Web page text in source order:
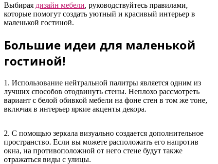
Выбирая дизайн мебели, руководствуйтесь правилами,
которые помогут создать уютный и красивый интерьер в
маленькой гостиной.
Большие идеи для маленькой
гостиной!
1. Использование нейтральной палитры является одним из
лучших способов отодвинуть стены. Неплохо рассмотреть
вариант с белой обивкой мебели на фоне стен в том же тоне,
включая в интерьер яркие акценты декора.
2. С помощью зеркала визуально создается дополнительное
пространство. Если вы можете расположить его напротив
окна, на противоположной от него стене будут также
отражаться виды с улицы.